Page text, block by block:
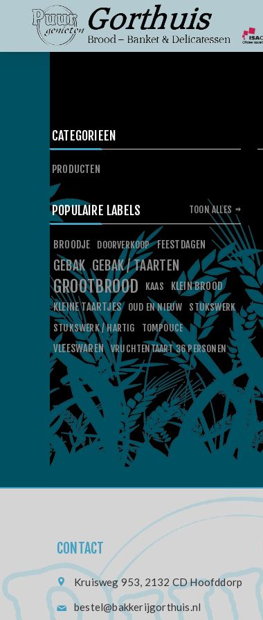
CATEGORIEEN
PRODUCTEN
POPULAIRE LABELS
BROODJE DOORVERKOOP FEESTDAGEN
GEBAK GEBAK / TAARTEN
GROOTBROOD KAAS
KLEIN BROOD
KLEINE TAARTJES
OUD EN NIEUW
STUKSWERK
STUKSWERK / HARTIG
TOMPOUCE
VLEESWAREN VRUCHTENTAART 36 PERSONEN
TOON ALLES
CONTACT
Kruisweg 953, 2132 CD Hoofddorp
bestel@bakkerijgorthuis.nl